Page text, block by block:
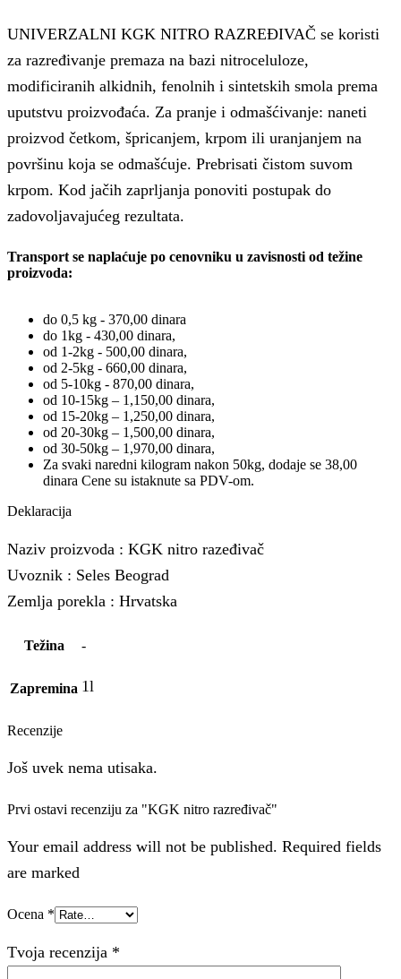
UNIVERZALNI KGK NITRO RAZREĐIVAČ se koristi
za razređivanje premaza na bazi nitroceluloze,
modificiranih alkidnih, fenolnih i sintetskih smola prema
uputstvu proizvođaća. Za pranje i odmašćivanje: naneti
proizvod četkom, špricanjem, krpom ili uranjanjem na
površinu koja se odmašćuje. Prebrisati čistom suvom
krpom. Kod jačih zaprljanja ponoviti postupak do
zadovoljavajućeg rezultata.
Transport se naplaćuje po cenovniku u zavisnosti od težine
proizvoda:
do 0,5 kg - 370,00 dinara
do 1kg - 430,00 dinara,
od 1-2kg - 500,00 dinara,
od 2-5kg - 660,00 dinara,
od 5-10kg - 870,00 dinara,
od 10-15kg – 1,150,00 dinara,
od 15-20kg – 1,250,00 dinara,
od 20-30kg – 1,500,00 dinara,
od 30-50kg – 1,970,00 dinara,
Za svaki naredni kilogram nakon 50kg, dodaje se 38,00
dinara Cene su istaknute sa PDV-om.
Deklaracija
Naziv proizvoda : KGK nitro razeđivač
Uvoznik : Seles Beograd
Zemlja porekla : Hrvatska
Težina -
Zapremina 1l
Recenzije
Još uvek nema utisaka.
Prvi ostavi recenziju za "KGK nitro razređivač"
Your email address will not be published. Required fields
are marked
Ocena *
Tvoja recenzija *